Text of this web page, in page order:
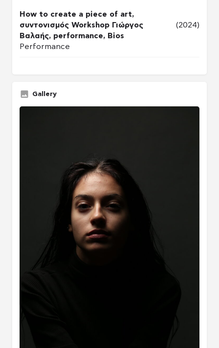
How to create a piece of art,
συντονισμός Workshop Γιώργος
Βαλαής, performance, Bios
(2024)
Performance
Gallery